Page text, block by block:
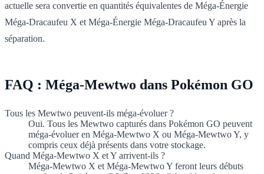
actuelle sera convertie en quantités équivalentes de Méga-Énergie
Méga-Dracaufeu X et Méga-Énergie Méga-Dracaufeu Y après la
séparation.
FAQ : Méga-Mewtwo dans Pokémon GO
Tous les Mewtwo peuvent-ils méga-évoluer ?
Oui. Tous les Mewtwo capturés dans Pokémon GO peuvent
méga-évoluer en Méga-Mewtwo X ou Méga-Mewtwo Y, y
compris ceux déjà présents dans votre stockage.
Quand Méga-Mewtwo X et Y arrivent-ils ?
Méga-Mewtwo X et Méga-Mewtwo Y feront leurs débuts